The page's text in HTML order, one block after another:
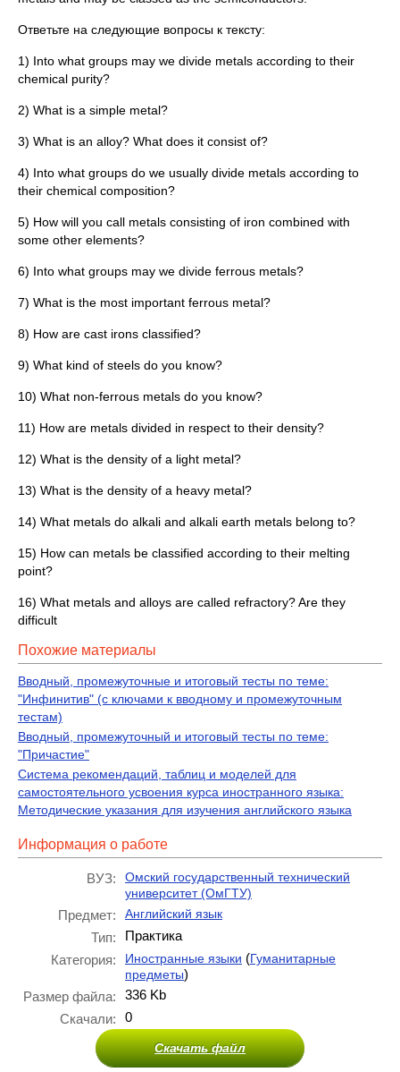
Ответьте на следующие вопросы к тексту:
1) Into what groups may we divide metals according to their
chemical purity?
2) What is a simple metal?
3) What is an alloy? What does it consist of?
4) Into what groups do we usually divide metals according to
their chemical composition?
5) How will you call metals consisting of iron combined with
some other elements?
6) Into what groups may we divide ferrous metals?
7) What is the most important ferrous metal?
8) How are cast irons classified?
9) What kind of steels do you know?
10) What non-ferrous metals do you know?
11) How are metals divided in respect to their density?
12) What is the density of a light metal?
13) What is the density of a heavy metal?
14) What metals do alkali and alkali earth metals belong to?
15) How can metals be classified according to their melting
point?
16) What metals and alloys are called refractory? Are they
difficult
Похожие материалы
Вводный, промежуточные и итоговый тесты по теме:
"Инфинитив" (с ключами к вводному и промежуточным
тестам)
Вводный, промежуточный и итоговый тесты по теме:
"Причастие"
Система рекомендаций, таблиц и моделей для
самостоятельного усвоения курса иностранного языка:
Методические указания для изучения английского языка
Информация о работе
ВУЗ:
Омский государственный технический
университет (ОмГТУ)
Предмет: Английский язык
Тип:
Практика
Категория:
Иностранные языки (Гуманитарные
предметы)
Размер файла:
336 Kb
Скачали:
0
Скачать файл